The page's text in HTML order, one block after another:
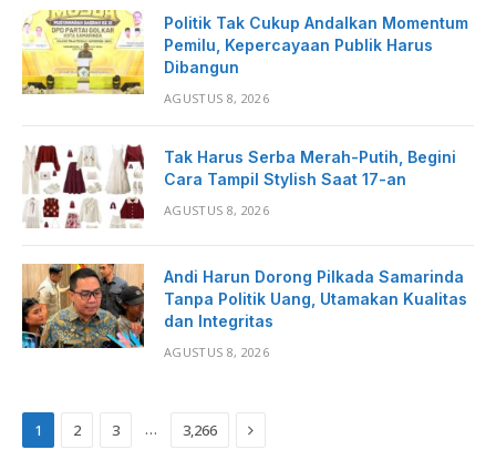
Politik Tak Cukup Andalkan Momentum
Pemilu, Kepercayaan Publik Harus
Dibangun
AGUSTUS 8, 2026
Tak Harus Serba Merah-Putih, Begini
Cara Tampil Stylish Saat 17-an
AGUSTUS 8, 2026
Andi Harun Dorong Pilkada Samarinda
Tanpa Politik Uang, Utamakan Kualitas
dan Integritas
AGUSTUS 8, 2026
1 2 3 … 3,266 Next